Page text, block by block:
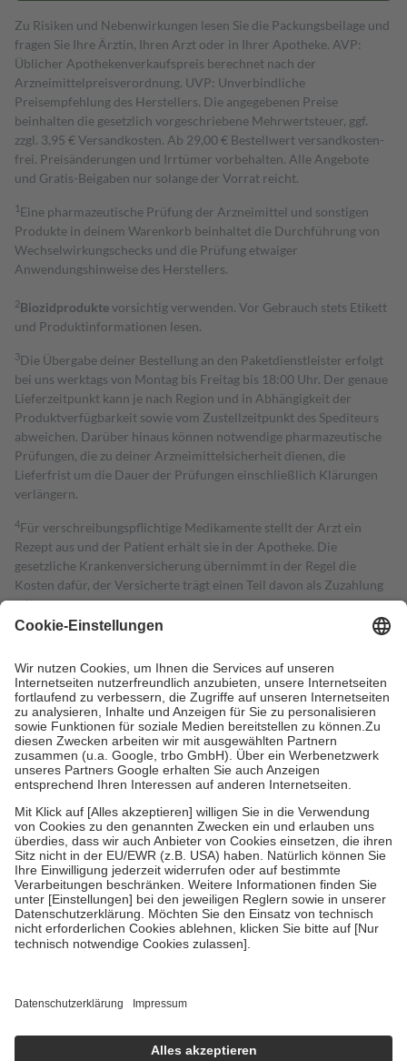
Zu Risiken und Nebenwirkungen lesen Sie die Packungsbeilage und
fragen Sie Ihre Ärztin, Ihren Arzt oder in Ihrer Apotheke. AVP:
Üblicher Apothekenverkaufspreis berechnet nach der
Arzneimittelpreisverordnung. UVP: Unverbindliche
Preisempfehlung des Herstellers. Die angegebenen Preise
beinhalten die gesetzlich vorgeschriebene Mehrwertsteuer, ggf.
zzgl. 3,95 € Versandkosten. Ab 29,00 € Bestell­wert versand­kosten­
frei. Preisänderungen und Irrtümer vorbehalten. Alle Angebote
und Gratis-Beigaben nur solange der Vorrat reicht.
1 Eine pharmazeutische Prüfung der Arzneimittel und sonstigen
Produkte in deinem Warenkorb beinhaltet die Durchführung von
Wechselwirkungschecks und die Prüfung etwaiger
Anwendungshinweise des Herstellers.
2Biozidproduktevorsichtig verwenden. Vor Gebrauch stets Etikett
und Produktinformationen lesen.
3Die Übergabe deiner Bestellung an den Paketdienstleister erfolgt
bei uns werktags von Montag bis Freitag bis 18:00 Uhr. Der genaue
Lieferzeitpunkt kann je nach Region und in Abhängigkeit der
Produktverfügbarkeit sowie vom Zustellzeitpunkt des Spediteurs
abweichen. Darüber hinaus können notwendige pharmazeutische
Prüfungen, die zu deiner Arzneimittelsicherheit dienen, die
Lieferfrist um die Dauer der Prüfungen einschließlich Klärungen
verlängern.
4Für verschreibungspflichtige Medikamente stellt der Arzt ein
Rezept aus und der Patient erhält sie in der Apotheke. Die
gesetzliche Krankenversicherung übernimmt in der Regel die
Kosten dafür, der Versicherte trägt einen Teil davon als Zuzahlung
mit.
Grundsätzlich leisten Mitglieder Zuzahlungen in Höhe von zehn
höchstens zehn Euro.
Es sind jedoch nie mehr als die tatsächlichen
Kosten der Leistung zu entrichten.
Diese Regeln gelten grundsätzlich auch für Online-Apotheken.
Bei Heilmitteln und häuslicher Krankenpflege beträgt die
Zuzahlung zehn Prozent der Kosten sowie zehn Euro je
Verordnung.
Um das Engagement der Versicherten für ihre eigene Gesundheit zu
stärken und die besondere Stellung der Familie zu unterstützen,
fallenkeine Zuzahlungenan bei:
• Kindern und Jugendlichen bis zum vollendeten 18. Lebensjahr
mit Ausnahme der Fahrkosten
• Untersuchungen zur Vorsorge und Früherkennung, die von der
GKV getragen werden
• empfohlenen Schutzimpfungen
• Harn- und Blutteststreifen
getroffen, um sicherzustellen, dass es sich um echte Bewertungen
https://help.etrusted.com/hc/de/articles/4419944605341